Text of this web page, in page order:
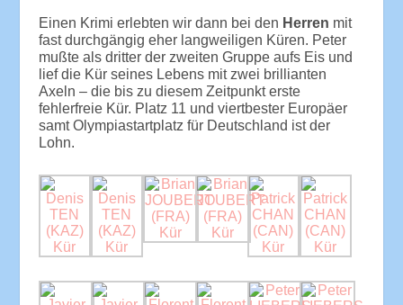
Einen Krimi erlebten wir dann bei den Herren mit
fast durchgängig eher langweiligen Küren. Peter
mußte als dritter der zweiten Gruppe aufs Eis und
lief die Kür seines Lebens mit zwei brillianten
Axeln – die bis zu diesem Zeitpunkt erste
fehlerfreie Kür. Platz 11 und viertbester Europäer
samt Olympiastartplatz für Deutschland ist der
Lohn.